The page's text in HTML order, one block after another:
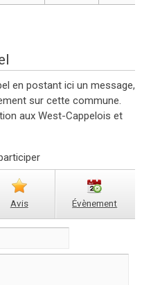
en postant ici un message,
sur cette commune.
aux West-Cappelois et
Avis Évènement